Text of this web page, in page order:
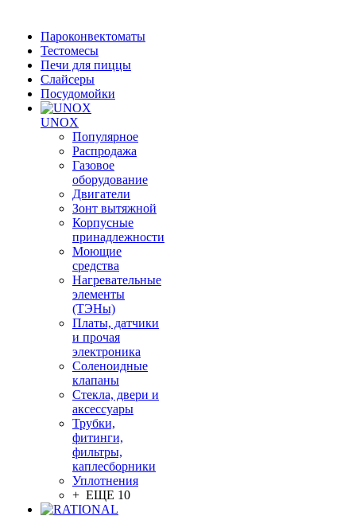
Пароконвектоматы
Тестомесы
Печи для пиццы
Слайсеры
Посудомойки
UNOX
Популярное
Распродажа
Газовое
оборудование
Двигатели
Зонт вытяжной
Корпусные
принадлежности
Моющие
средства
Нагревательные
элементы
(ТЭНы)
Платы, датчики
и прочая
электроника
Соленоидные
клапаны
Стекла, двери и
аксессуары
Трубки,
фитинги,
фильтры,
каплесборники
Уплотнения
+ ЕЩЕ 10